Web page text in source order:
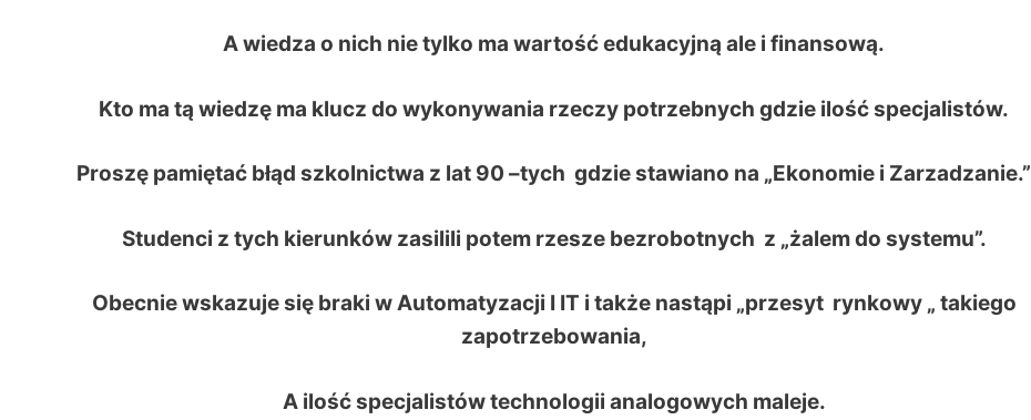
A wiedza o nich nie tylko ma wartość edukacyjną ale i finansową.
Kto ma tą wiedzę ma klucz do wykonywania rzeczy potrzebnych gdzie ilość specjalistów.
Proszę pamiętać błąd szkolnictwa z lat 90 –tych gdzie stawiano na „Ekonomie i Zarzadzanie.”
Studenci z tych kierunków zasilili potem rzesze bezrobotnych z „żalem do systemu”.
Obecnie wskazuje się braki w Automatyzacji I IT i także nastąpi „przesyt rynkowy „ takiego
zapotrzebowania,
A ilość specjalistów technologii analogowych maleje.